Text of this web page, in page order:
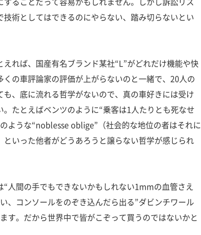
術としてはできるのにやらない、踏み切らないとい
れば、国産有名ブランド某社“L”がどれだけ機能や快
の車評論家の評価が上がらないのと一緒で、20人の
、底に流れる哲学がないので、真の車好きには受け
たとえばベンツのように“乗客は1人たりとも死なせ
ような“noblesse oblige”（社会的な地位の者はそれに
いった他者がどうあろうと譲らない哲学が感じられ
人間の手でもできないかもしれない1mmの血管さえ
、コンソールをのぞき込んだら出る”ダビンチワール
す。だから世界中で皆がこぞって買うのではないかと